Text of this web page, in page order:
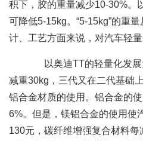
积下，胶的重量减少10-30%。
可降低5-15kg。“5-15kg”的重
计、工艺方面来说，对汽车轻量
以奥迪TT的轻量化发展
减重30kg，三代又在二代基础
铝合金材质的使用。铝合金的
6%。但是，镁铝合金的使用使
130元，碳纤维增强复合材料